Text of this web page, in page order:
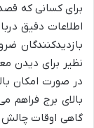
برای کسانی که
اطلاعات دقیق
بازدیدکنندگان
نظیر برای دیدن
در صورت امکان
بالای برج فراهم
گاهی اوقات چالش